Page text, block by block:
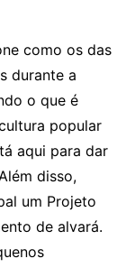
como os das
durante a
o que é
popular
aqui para dar
disso,
um Projeto
de alvará.